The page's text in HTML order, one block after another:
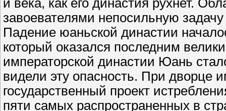
и века, как его династия рухнет.
завоевателями непосильную
Падение юаньской династии
который оказался последним
императорской династии Юань
видели эту опасность. При дворце
государственный проект
пяти самых распространенных в